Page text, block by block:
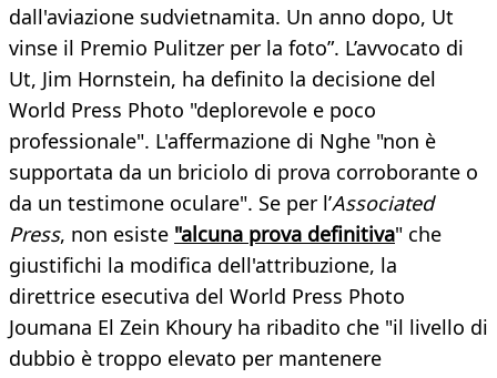
dall'aviazione sudvietnamita. Un anno dopo, Ut
vinse il Premio Pulitzer per la foto”. L’avvocato di
Ut, Jim Hornstein, ha definito la decisione del
World Press Photo "deplorevole e poco
professionale". L'affermazione di Nghe "non è
supportata da un briciolo di prova corroborante o
da un testimone oculare". Se per l’Associated
Press, non esiste "alcuna prova definitiva" che
giustifichi la modifica dell'attribuzione, la
direttrice esecutiva del World Press Photo
Joumana El Zein Khoury ha ribadito che "il livello di
dubbio è troppo elevato per mantenere